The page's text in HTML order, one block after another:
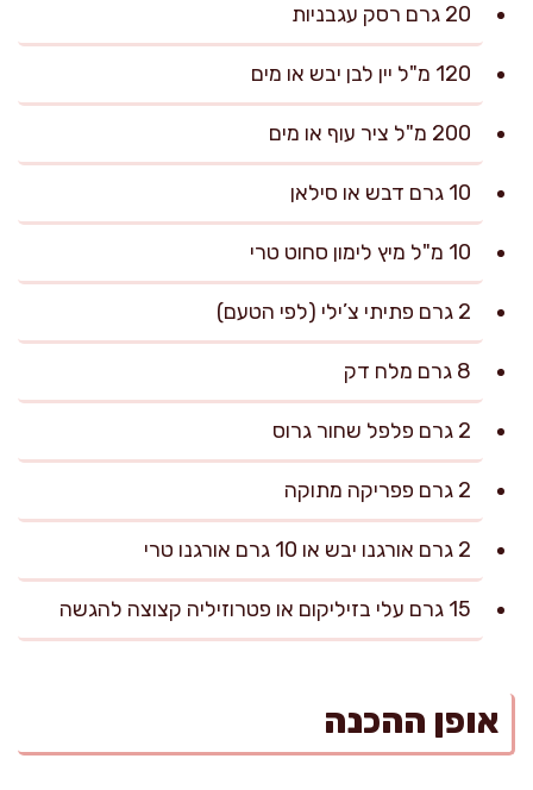
20 גרם רסק עגבניות
120 מ"ל יין לבן יבש או מים
200 מ"ל ציר עוף או מים
10 גרם דבש או סילאן
10 מ"ל מיץ לימון סחוט טרי
2 גרם פתיתי צ’ילי (לפי הטעם)
8 גרם מלח דק
2 גרם פלפל שחור גרוס
2 גרם פפריקה מתוקה
2 גרם אורגנו יבש או 10 גרם אורגנו טרי
15 גרם עלי בזיליקום או פטרוזיליה קצוצה להגשה
אופן ההכנה